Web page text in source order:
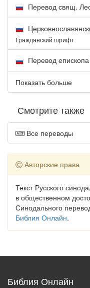
Перевод свящ.
Гражданский шрифт
Перевод
Показать больше
Смотрите также
Все переводы
Авторские права
Текст Русского
в общественном
Синодального
Библия Онлайн.
Библия Онлайн